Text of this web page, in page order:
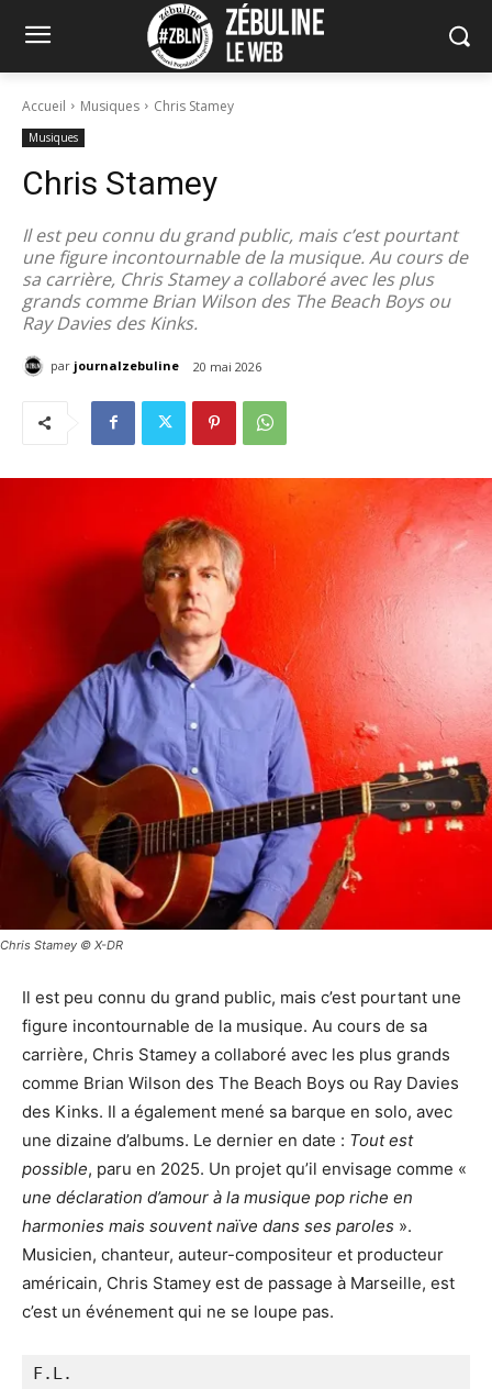
Accueil Musiques Chris Stamey
Musiques
Chris Stamey
Il est peu connu du grand public, mais c’est pourtant
une figure incontournable de la musique. Au cours de
sa carrière, Chris Stamey a collaboré avec les plus
grands comme Brian Wilson des The Beach Boys ou
Ray Davies des Kinks.
par journalzebuline 20 mai 2026
Chris Stamey © X-DR
Il est peu connu du grand public, mais c’est pourtant une
figure incontournable de la musique. Au cours de sa
carrière, Chris Stamey a collaboré avec les plus grands
comme Brian Wilson des The Beach Boys ou Ray Davies
des Kinks. Il a également mené sa barque en solo, avec
une dizaine d’albums. Le dernier en date : Tout est
possible, paru en 2025. Un projet qu’il envisage comme «
une déclaration d’amour à la musique pop riche en
harmonies mais souvent naïve dans ses paroles ».
Musicien, chanteur, auteur-compositeur et producteur
américain, Chris Stamey est de passage à Marseille, est
c’est un événement qui ne se loupe pas.
F.L.